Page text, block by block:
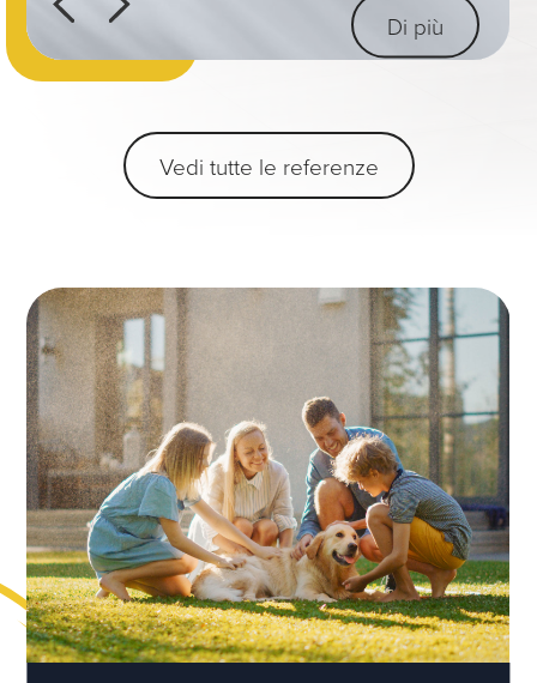
Di più
Vedi tutte le referenze